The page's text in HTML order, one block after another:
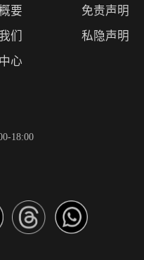
要
们
心
免责声明
私隐声明
18:00